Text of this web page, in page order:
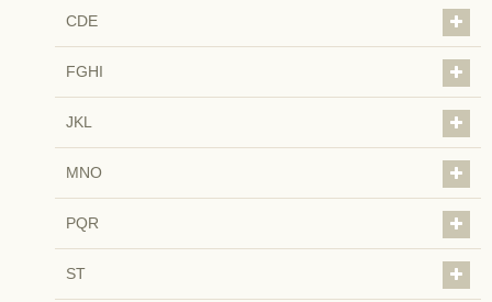
CDE
FGHI
JKL
MNO
PQR
ST